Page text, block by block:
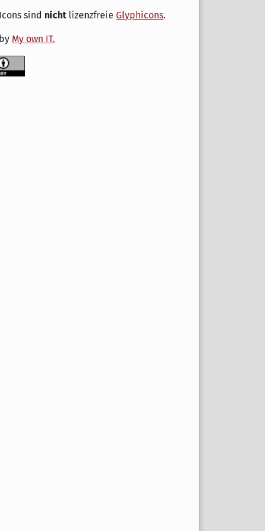
sind nicht lizenzfreieGlyphicons.
My own IT.